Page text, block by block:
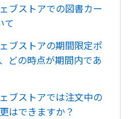
ブストアでの図書カー
て
ブストアの期間限定ポ
どの時点が期間内であ
ブストアでは注文中の
はできますか？